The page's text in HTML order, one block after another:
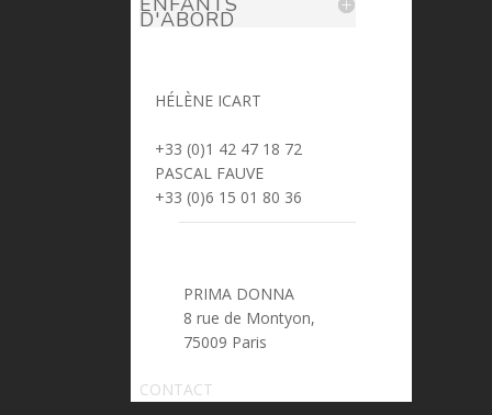
D'ABORD
HÉLÈNE ICART
> helene.icart@prima-donna.fr
+33 (0)1 42 47 18 72
PASCAL FAUVE
> pascal.fauve@prima-donna.fr
+33 (0)6 15 01 80 36
PRIMA DONNA
8 rue de Montyon,
75009 Paris
CONTACT